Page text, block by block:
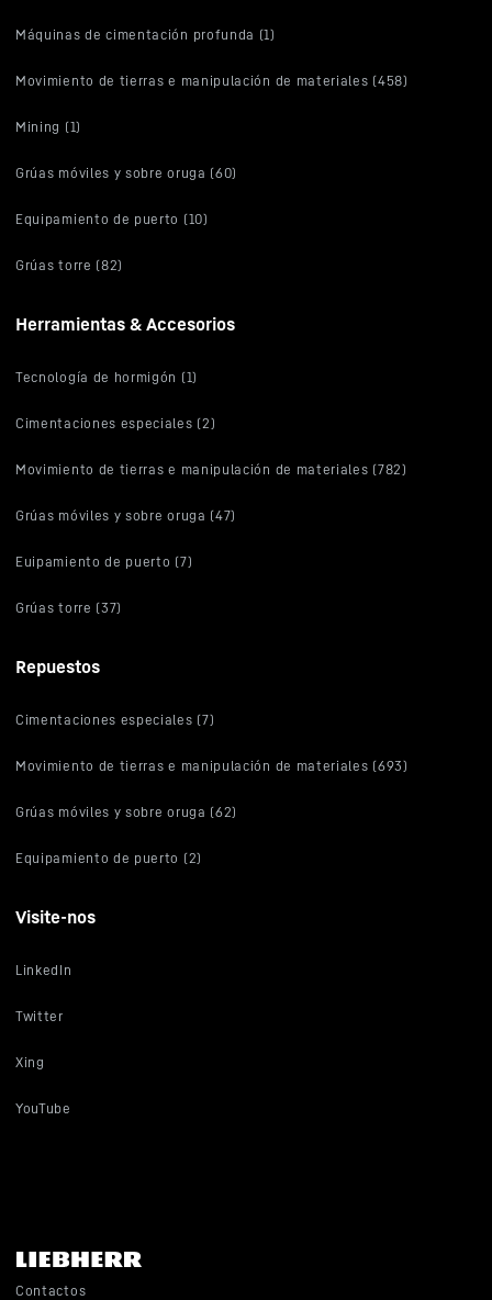
Máquinas de cimentación profunda (1)
Movimiento de tierras e manipulación de materiales (458)
Mining (1)
Grúas móviles y sobre oruga (60)
Equipamiento de puerto (10)
Grúas torre (82)
Herramientas & Accesorios
Tecnología de hormigón (1)
Cimentaciones especiales (2)
Movimiento de tierras e manipulación de materiales (782)
Grúas móviles y sobre oruga (47)
Euipamiento de puerto (7)
Grúas torre (37)
Repuestos
Cimentaciones especiales (7)
Movimiento de tierras e manipulación de materiales (693)
Grúas móviles y sobre oruga (62)
Equipamiento de puerto (2)
Visite-nos
LinkedIn
Twitter
Xing
YouTube
Contactos